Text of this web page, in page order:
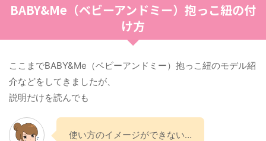
BABY&Me（ベビーアンドミー）抱っこ紐の付
け方
ここまでBABY&Me（ベビーアンドミー）抱っこ紐のモデル紹
介などをしてきましたが、
説明だけを読んでも
使い方のイメージができない…